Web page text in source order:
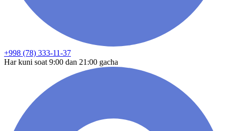
+998 (78) 333-11-37
Har kuni soat 9:00 dan 21:00 gacha